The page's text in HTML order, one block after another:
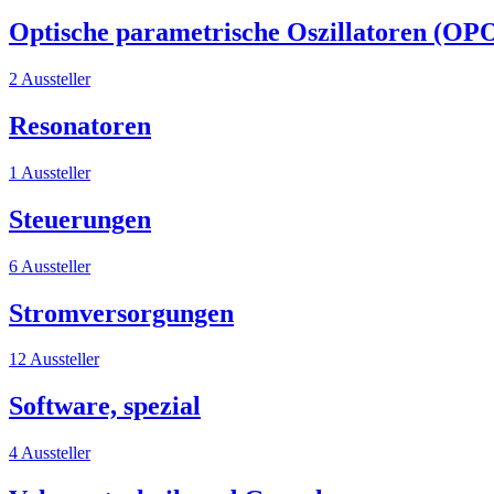
Optische parametrische Oszillatoren
2 Aussteller
Resonatoren
1 Aussteller
Steuerungen
6 Aussteller
Stromversorgungen
12 Aussteller
Software, spezial
4 Aussteller